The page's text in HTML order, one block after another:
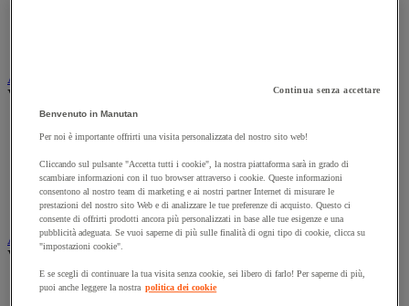
Armadio e archiviazione
Vedi tutte le categorie
Archiviazione per cartelle sospese
Armadio
Armadio per ufficio
Carrello da ufficio
Libreria
Audiovisivi
Vedi tutte le categorie
Attrezzature audio e Hi-Fi
Continua senza accettare
Benvenuto in Manutan
Per noi è importante offrirti una visita personalizzata del nostro sito web!
Cliccando sul pulsante "Accetta tutti i cookie", la nostra piattaforma sarà in grado di
scambiare informazioni con il tuo browser attraverso i cookie. Queste informazioni
consentono al nostro team di marketing e ai nostri partner Internet di misurare le
prestazioni del nostro sito Web e di analizzare le tue preferenze di acquisto. Questo ci
consente di offrirti prodotti ancora più personalizzati in base alle tue esigenze e una
pubblicità adeguata. Se vuoi saperne di più sulle finalità di ogni tipo di cookie, clicca su
"impostazioni cookie".
E se scegli di continuare la tua visita senza cookie, sei libero di farlo! Per saperne di più,
puoi anche leggere la nostra politica dei cookie